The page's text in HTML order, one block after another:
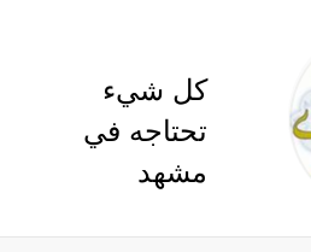
كل شيء
تحتاجه في
مشهد